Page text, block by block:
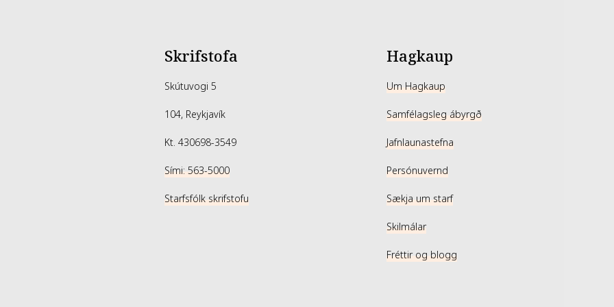
Skrifstofa
Skútuvogi 5
104, Reykjavík
Kt. 430698-3549
Sími: 563-5000
Starfsfólk skrifstofu
Hagkaup
Um Hagkaup
Samfélagsleg ábyrgð
Jafnlaunastefna
Persónuvernd
Sækja um starf
Skilmálar
Fréttir og blogg